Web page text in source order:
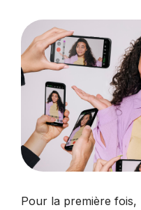
Pour la première